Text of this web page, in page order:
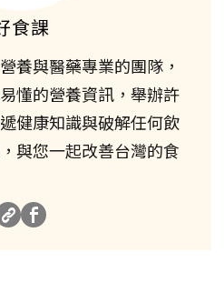
食課
養與醫藥專業的團隊，
懂的營養資訊，舉辦許
健康知識與破解任何飲
與您一起改善台灣的食